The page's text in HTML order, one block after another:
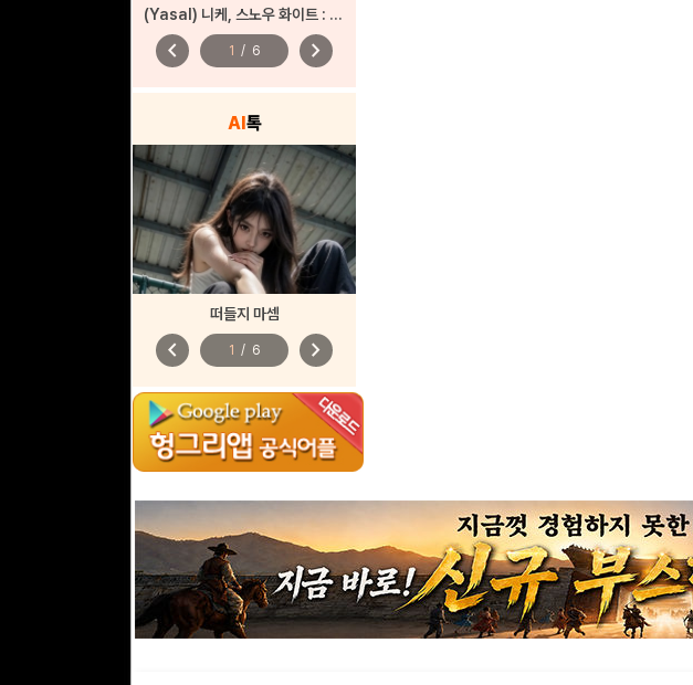
(Yasal) 니케, 스노우 화이트 : 헤비암즈
chevron_left 1 / 6 chevron_right
AI톡
떠들지 마셈
chevron_left 1 / 6 chevron_right